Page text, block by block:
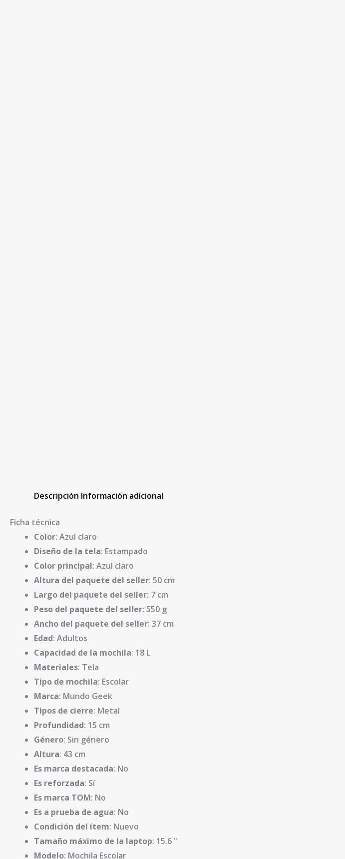
Descripción Información adicional
Ficha técnica
Color: Azul claro
Diseño de la tela: Estampado
Color principal: Azul claro
Altura del paquete del seller: 50 cm
Largo del paquete del seller: 7 cm
Peso del paquete del seller: 550 g
Ancho del paquete del seller: 37 cm
Edad: Adultos
Capacidad de la mochila: 18 L
Materiales: Tela
Tipo de mochila: Escolar
Marca: Mundo Geek
Tipos de cierre: Metal
Profundidad: 15 cm
Género: Sin género
Altura: 43 cm
Es marca destacada: No
Es reforzada: Sí
Es marca TOM: No
Es a prueba de agua: No
Condición del ítem: Nuevo
Tamaño máximo de la laptop: 15.6 "
Modelo: Mochila Escolar